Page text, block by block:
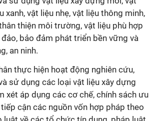
xanh, vật liệu nhẹ, vật liệu thông minh,
thiện môi trường, vật liệu phù hợp
đảo, bảo đảm phát triển bền vững và
an ninh.
thực hiện hoạt động nghiên cứu,
sử dụng các loại vật liệu xây dựng
xét áp dụng các cơ chế, chính sách ưu
cận các nguồn vốn hợp pháp theo